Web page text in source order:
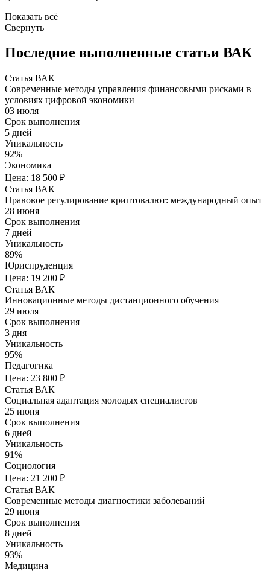
Показать всё
Свернуть
Последние выполненные статьи ВАК
Статья ВАК
Современные методы управления финансовыми рисками в
условиях цифровой экономики
03 июля
Срок выполнения
5 дней
Уникальность
92%
Экономика
Цена: 18 500 ₽
Статья ВАК
Правовое регулирование криптовалют: международный опыт
28 июня
Срок выполнения
7 дней
Уникальность
89%
Юриспруденция
Цена: 19 200 ₽
Статья ВАК
Инновационные методы дистанционного обучения
29 июля
Срок выполнения
3 дня
Уникальность
95%
Педагогика
Цена: 23 800 ₽
Статья ВАК
Социальная адаптация молодых специалистов
25 июня
Срок выполнения
6 дней
Уникальность
91%
Социология
Цена: 21 200 ₽
Статья ВАК
Современные методы диагностики заболеваний
29 июня
Срок выполнения
8 дней
Уникальность
93%
Медицина